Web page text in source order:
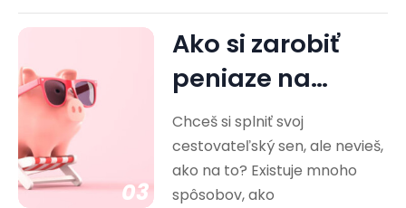
03
Ako si zarobiť
peniaze na
cestovanie?
Praktické rady
Chceš si splniť svoj
cestovateľský sen, ale nevieš,
ako na to? Existuje mnoho
spôsobov, ako